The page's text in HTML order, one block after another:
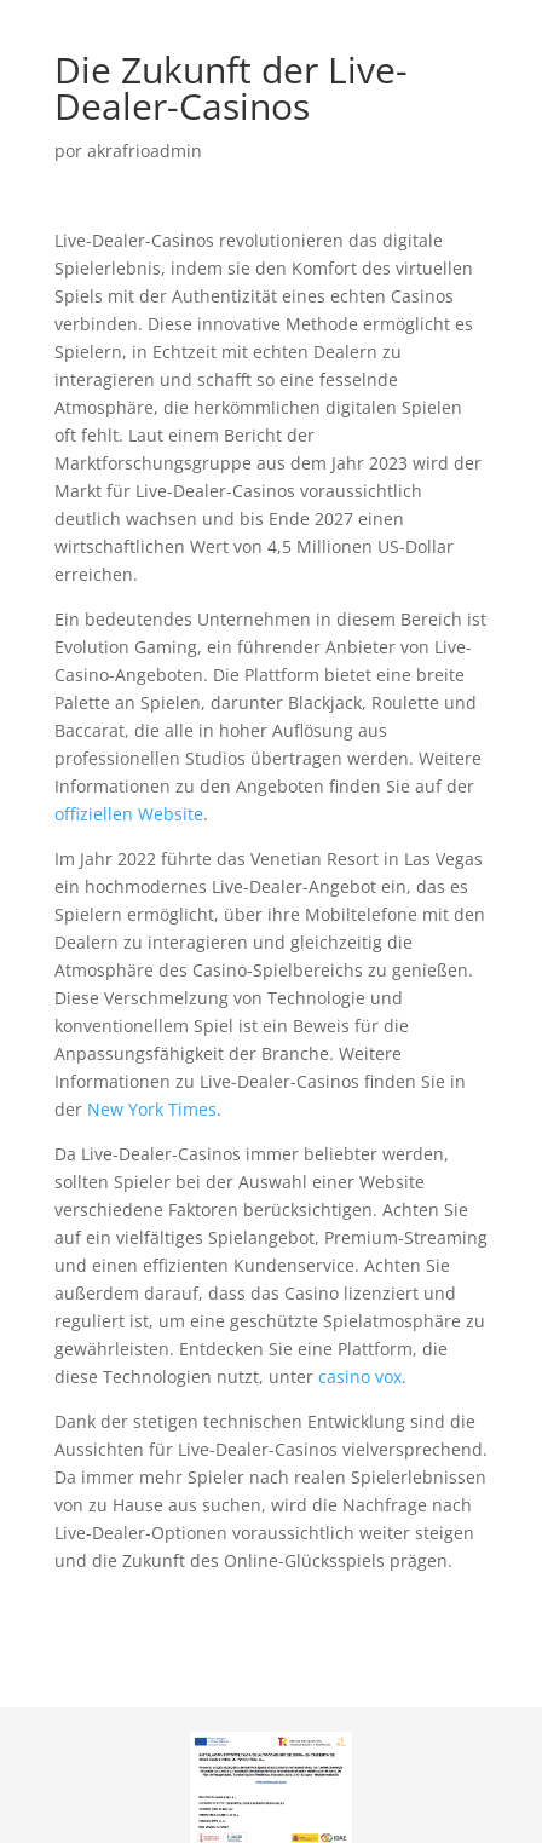
Die Zukunft der Live-
Dealer-Casinos
por akrafrioadmin
Live-Dealer-Casinos revolutionieren das digitale
Spielerlebnis, indem sie den Komfort des virtuellen
Spiels mit der Authentizität eines echten Casinos
verbinden. Diese innovative Methode ermöglicht es
Spielern, in Echtzeit mit echten Dealern zu
interagieren und schafft so eine fesselnde
Atmosphäre, die herkömmlichen digitalen Spielen
oft fehlt. Laut einem Bericht der
Marktforschungsgruppe aus dem Jahr 2023 wird der
Markt für Live-Dealer-Casinos voraussichtlich
deutlich wachsen und bis Ende 2027 einen
wirtschaftlichen Wert von 4,5 Millionen US-Dollar
erreichen.
Ein bedeutendes Unternehmen in diesem Bereich ist
Evolution Gaming, ein führender Anbieter von Live-
Casino-Angeboten. Die Plattform bietet eine breite
Palette an Spielen, darunter Blackjack, Roulette und
Baccarat, die alle in hoher Auflösung aus
professionellen Studios übertragen werden. Weitere
Informationen zu den Angeboten finden Sie auf der
offiziellen Website.
Im Jahr 2022 führte das Venetian Resort in Las Vegas
ein hochmodernes Live-Dealer-Angebot ein, das es
Spielern ermöglicht, über ihre Mobiltelefone mit den
Dealern zu interagieren und gleichzeitig die
Atmosphäre des Casino-Spielbereichs zu genießen.
Diese Verschmelzung von Technologie und
konventionellem Spiel ist ein Beweis für die
Anpassungsfähigkeit der Branche. Weitere
Informationen zu Live-Dealer-Casinos finden Sie in
der New York Times.
Da Live-Dealer-Casinos immer beliebter werden,
sollten Spieler bei der Auswahl einer Website
verschiedene Faktoren berücksichtigen. Achten Sie
auf ein vielfältiges Spielangebot, Premium-Streaming
und einen effizienten Kundenservice. Achten Sie
außerdem darauf, dass das Casino lizenziert und
reguliert ist, um eine geschützte Spielatmosphäre zu
gewährleisten. Entdecken Sie eine Plattform, die
diese Technologien nutzt, unter casino vox.
Dank der stetigen technischen Entwicklung sind die
Aussichten für Live-Dealer-Casinos vielversprechend.
Da immer mehr Spieler nach realen Spielerlebnissen
von zu Hause aus suchen, wird die Nachfrage nach
Live-Dealer-Optionen voraussichtlich weiter steigen
und die Zukunft des Online-Glücksspiels prägen.